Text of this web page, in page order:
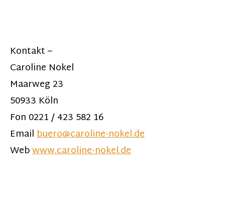
Kontakt –
Caroline Nokel
Maarweg 23
50933 Köln
Fon 0221 / 423 582 16
Emailbuero@caroline-nokel.de
Webwww.caroline-nokel.de